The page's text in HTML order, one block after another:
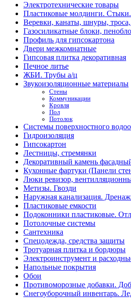
Электротехнические товары
Пластиковые молдинги.
Веревки, канаты, шнуры,
Газосиликатные блоки,
Профиль для гипсокартона
Двери межкомнатные
Гипсовая плитка декоративная
Печное литье
ЖБИ. Трубы а/ц
Звукоизоляционные материалы
Стены
Коммуникации
Кровля
Пол
Потолок
Системы поверхностного
Гидроизоляция
Гипсокартон
Лестницы, стремянки
Декоративный камень
Кухонные фартуки (Панели
Люки ревизор,
Метизы. Гвозди
Наружная канализация.
Пластиковые емкости
Подоконники пластиковые.
Потолочные системы
Сантехника
Спецодежда, средства защиты
Тротуарная плитка и бордюры
Электроинструмент и
Напольные покрытия
Обои
Противоморозные добавки.
Снегоуборочный инвентарь.